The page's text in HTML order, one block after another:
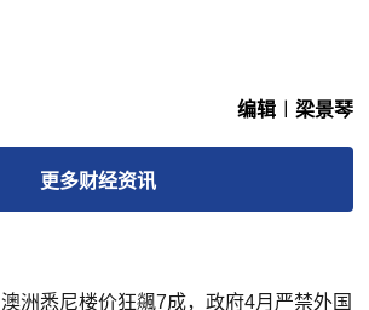
编辑︱梁景琴
更多财经资讯
澳洲悉尼楼价狂飊7成，政府4月严禁外国